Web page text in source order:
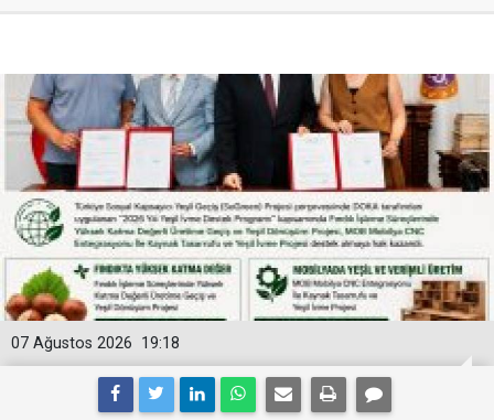
19:18
07 Ağustos 2026